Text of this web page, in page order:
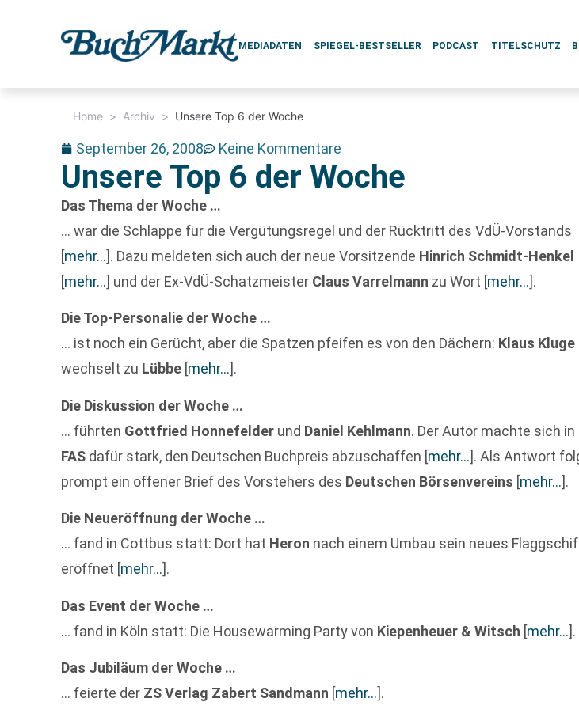
MEDIADATEN SPIEGEL-BESTSELLER PODCAST TITELSCHUTZ
Home > Archiv > Unsere Top 6 der Woche
September 26, 2008 Keine Kommentare
Unsere Top 6 der Woche
Das Thema der Woche …
… war die Schlappe für die Vergütungsregel und der Rücktritt des VdÜ-Vorstands
[mehr…]. Dazu meldeten sich auch der neue Vorsitzende Hinrich Schmidt-Henkel
[mehr…] und der Ex-VdÜ-Schatzmeister Claus Varrelmann zu Wort [mehr…].
Die Top-Personalie der Woche …
… ist noch ein Gerücht, aber die Spatzen pfeifen es von den Dächern: Klaus Kluge
wechselt zu Lübbe [mehr…].
Die Diskussion der Woche …
… führten Gottfried Honnefelder und Daniel Kehlmann. Der Autor machte sich in
FAS dafür stark, den Deutschen Buchpreis abzuschaffen [mehr…]. Als Antwort
prompt ein offener Brief des Vorstehers des Deutschen Börsenvereins [mehr…].
Die Neueröffnung der Woche …
… fand in Cottbus statt: Dort hat Heron nach einem Umbau sein neues
eröffnet [mehr…].
Das Event der Woche …
… fand in Köln statt: Die Housewarming Party von Kiepenheuer & Witsch [mehr…].
Das Jubiläum der Woche …
… feierte der ZS Verlag Zabert Sandmann [mehr…].